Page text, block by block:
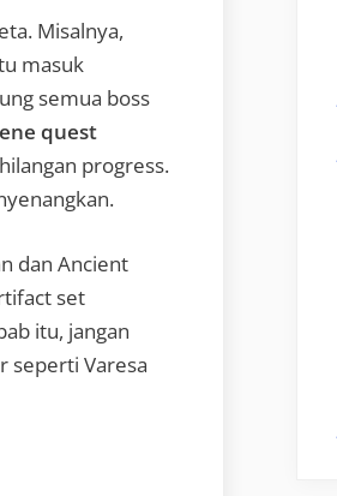
Misalnya,
masuk
semua boss
quest
progress.
dan Ancient
set
itu, jangan
seperti Varesa